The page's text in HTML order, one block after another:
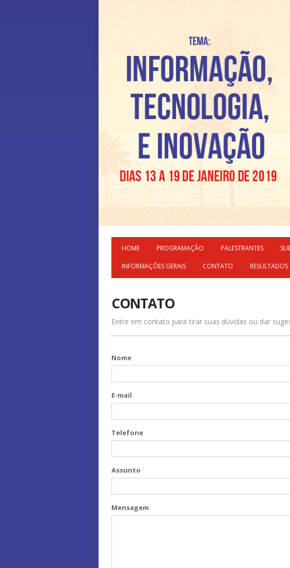
HOME PROGRAMAÇÃO PALESTRANTES
INFORMAÇÕES GERAIS CONTATO RESULTADOS
CONTATO
Entre em contato para tirar suas dúvidas ou dar
Nome
E-mail
Telefone
Assunto
Mensagem